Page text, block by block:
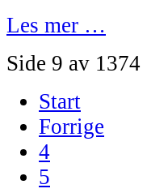
Les mer …
Side 9 av 1374
Start
Forrige
4
5